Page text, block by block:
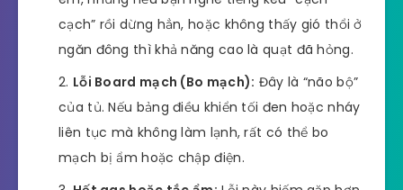
cạch” rồi dừng hẳn, hoặc không thấy gió thổi ở
ngăn đông thì khả năng cao là quạt đã hỏng.
Lỗi Board mạch (Bo mạch): Đây là “não bộ”
của tủ. Nếu bảng điều khiển tối đen hoặc nháy
liên tục mà không làm lạnh, rất có thể bo
mạch bị ẩm hoặc chập điện.